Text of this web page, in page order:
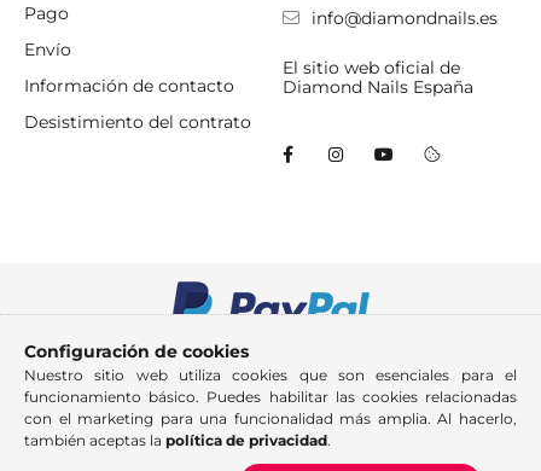
Pago
Envío
Información de contacto
Desistimiento del contrato
info@diamondnails.es
El sitio web oficial de
Diamond Nails España
Configuración de cookies
Nuestro sitio web utiliza cookies que son esenciales para el
funcionamiento básico. Puedes habilitar las cookies relacionadas
con el marketing para una funcionalidad más amplia. Al hacerlo,
también aceptas la política de privacidad.